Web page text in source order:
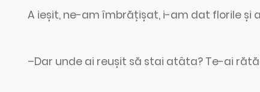
A ieșit, ne-am îmbrățișat, i-am dat florile
–Dar unde ai reușit să stai atâta? Te-ai